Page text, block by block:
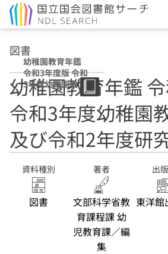
図書
幼稚園教育年鑑
令和3年度版 令和
3年度幼稚園教育
の動向及び令和2
年度研究集録
幼稚園教育年鑑
令和3年度幼稚園
及び令和2年度研
資料種別
図書
著者
文部科学省教
育課程課 幼
児教育課／編
集
出
東洋館